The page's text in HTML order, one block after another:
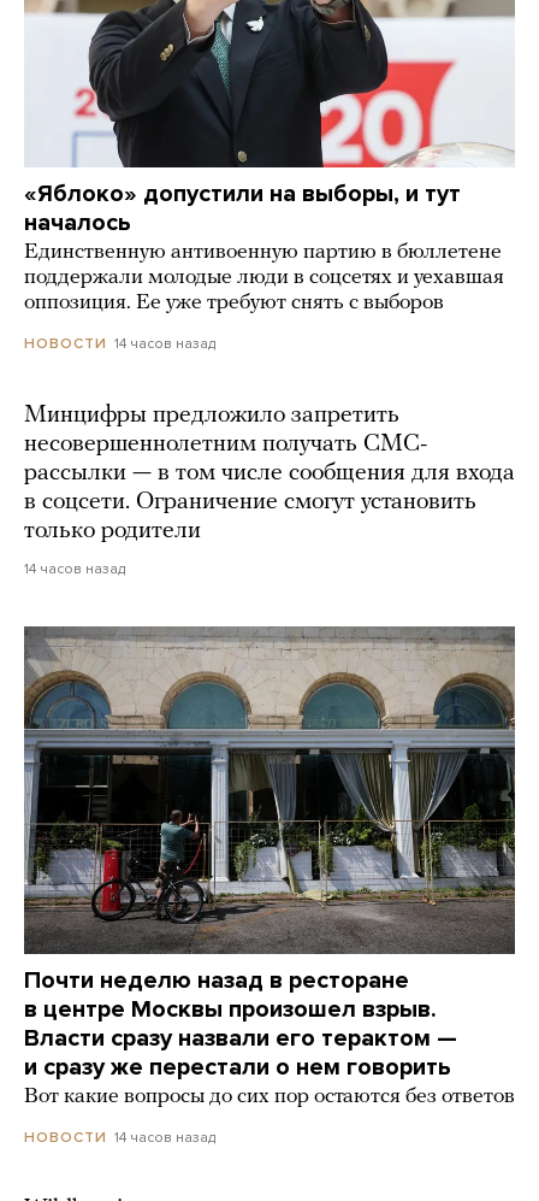
«Яблоко» допустили на выборы, и тут
началось
Единственную антивоенную партию в бюллетене
поддержали молодые люди в соцсетях и уехавшая
оппозиция. Ее уже требуют снять с выборов
НОВОСТИ 14 часов назад
Минцифры предложило запретить
несовершеннолетним получать СМС-
рассылки — в том числе сообщения для входа
в соцсети. Ограничение смогут установить
только родители
14 часов назад
Почти неделю назад в ресторане
в центре Москвы произошел взрыв.
Власти сразу назвали его терактом —
и сразу же перестали о нем говорить
Вот какие вопросы до сих пор остаются без ответов
НОВОСТИ 14 часов назад